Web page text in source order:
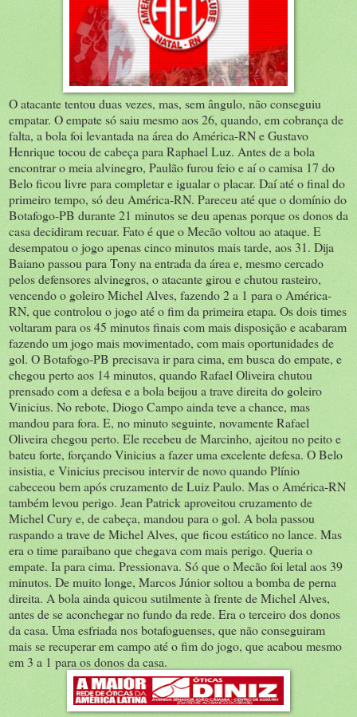
O atacante tentou duas vezes, mas, sem ângulo, não conseguiu
empatar. O empate só saiu mesmo aos 26, quando, em cobrança de
falta, a bola foi levantada na área do América-RN e Gustavo
Henrique tocou de cabeça para Raphael Luz. Antes de a bola
encontrar o meia alvinegro, Paulão furou feio e aí o camisa 17 do
Belo ficou livre para completar e igualar o placar. Daí até o final do
primeiro tempo, só deu América-RN. Pareceu até que o domínio do
Botafogo-PB durante 21 minutos se deu apenas porque os donos da
casa decidiram recuar. Fato é que o Mecão voltou ao ataque. E
desempatou o jogo apenas cinco minutos mais tarde, aos 31. Dija
Baiano passou para Tony na entrada da área e, mesmo cercado
pelos defensores alvinegros, o atacante girou e chutou rasteiro,
vencendo o goleiro Michel Alves, fazendo 2 a 1 para o América-
RN, que controlou o jogo até o fim da primeira etapa. Os dois times
voltaram para os 45 minutos finais com mais disposição e acabaram
fazendo um jogo mais movimentado, com mais oportunidades de
gol. O Botafogo-PB precisava ir para cima, em busca do empate, e
chegou perto aos 14 minutos, quando Rafael Oliveira chutou
prensado com a defesa e a bola beijou a trave direita do goleiro
Vinicius. No rebote, Diogo Campo ainda teve a chance, mas
mandou para fora. E, no minuto seguinte, novamente Rafael
Oliveira chegou perto. Ele recebeu de Marcinho, ajeitou no peito e
bateu forte, forçando Vinicius a fazer uma excelente defesa. O Belo
insistia, e Vinicius precisou intervir de novo quando Plínio
cabeceou bem após cruzamento de Luiz Paulo. Mas o América-RN
também levou perigo. Jean Patrick aproveitou cruzamento de
Michel Cury e, de cabeça, mandou para o gol. A bola passou
raspando a trave de Michel Alves, que ficou estático no lance. Mas
era o time paraibano que chegava com mais perigo. Queria o
empate. Ia para cima. Pressionava. Só que o Mecão foi letal aos 39
minutos. De muito longe, Marcos Júnior soltou a bomba de perna
direita. A bola ainda quicou sutilmente à frente de Michel Alves,
antes de se aconchegar no fundo da rede. Era o terceiro dos donos
da casa. Uma esfriada nos botafoguenses, que não conseguiram
mais se recuperar em campo até o fim do jogo, que acabou mesmo
em 3 a 1 para os donos da casa.